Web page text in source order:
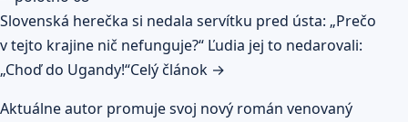
Slovenská herečka si nedala servítku pred ústa: „Prečo
v tejto krajine nič nefunguje?“ Ľudia jej to nedarovali:
„Choď do Ugandy!“Celý článok →
Aktuálne autor promuje svoj nový román venovaný